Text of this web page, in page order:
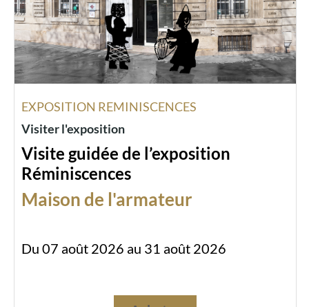
EXPOSITION REMINISCENCES
Visiter l'exposition
Visite guidée de l’exposition
Réminiscences
Maison de l'armateur
Du 07 août 2026 au 31 août 2026